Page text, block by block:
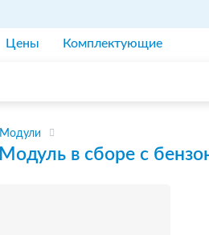
Цены Комплектующие
Модули
Модуль в сборе с